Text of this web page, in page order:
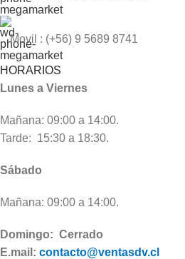
Movil : (+56) 9 5689 8741
HORARIOS
Lunes a Viernes
Mañana: 09:00 a 14:00.
Tarde: 15:30 a 18:30.
Sábado
Mañana: 09:00 a 14:00.
Domingo: Cerrado
E.mail: contacto@ventasdv.cl